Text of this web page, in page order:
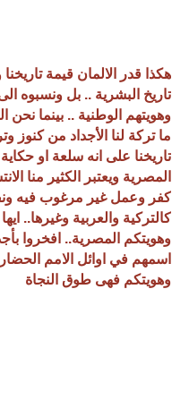
هكذا قدر الالمان قيمة
تاريخ البشرية .. بل ونسبوه
وهويتهم الوطنية .. بينما نحن
ما تركة لنا الأجداد من
تاريخنا على انه سلعة او حكاية
المصرية ويعتبر الكثير منا
كفر وعمل غير مرغوب فيه
كالتركية والعربية وغيرها..
وهويتكم المصرية.. افخروا
اسمهم في اوائل الامم
وهويتكم فهى طوق النجاة